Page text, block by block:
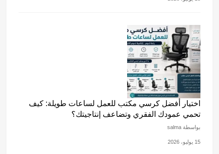
اختيار أفضل كرسي مكتب للعمل لساعات طويلة: كيف
تحمي عمودك الفقري وتضاعف إنتاجيتك؟
بواسطة salma
15 يوليو، 2026